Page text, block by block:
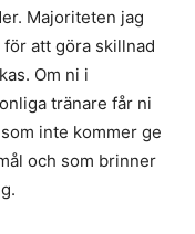
Majoriteten jag
att göra skillnad
Om ni i
tränare får ni
inte kommer ge
och som brinner